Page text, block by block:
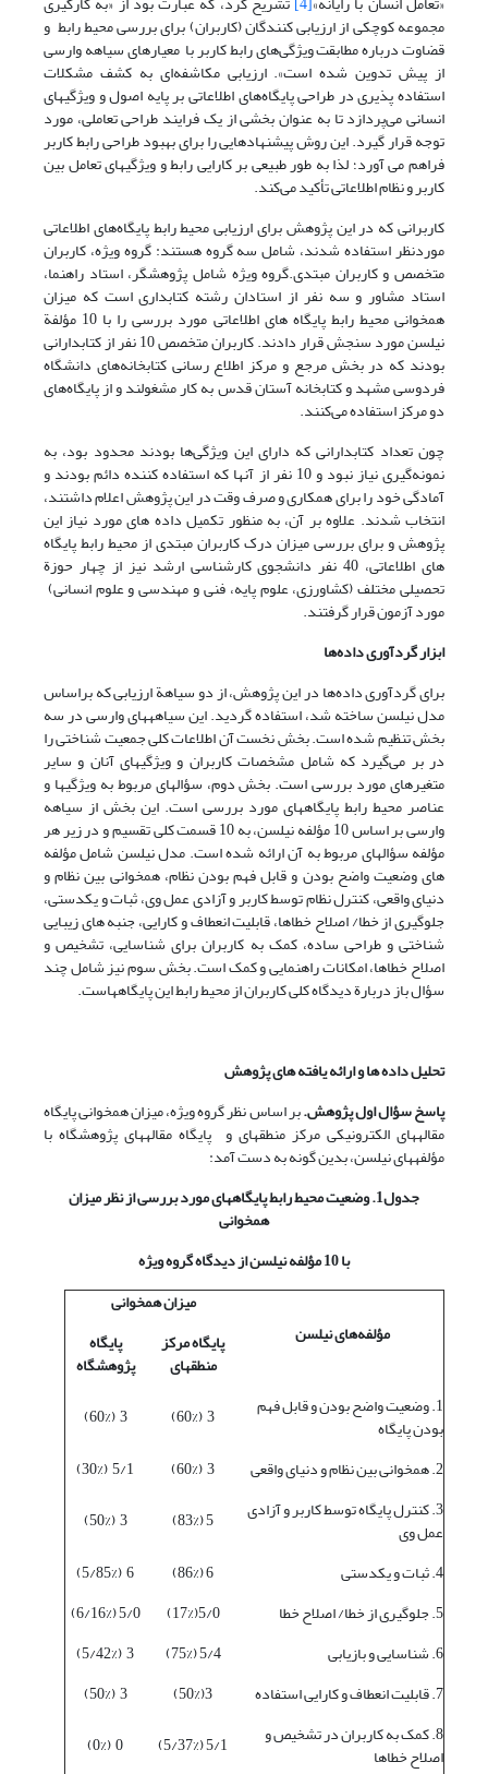
مجموعه کوچکی از ارزیابی کنندگان (کاربران) برای بررسی محیط رابط و
قضاوت درباره مطابقت ویژگی‌های رابط کاربر با معیارهای سیاهه وارسی
از پیش تدوین شده است». ارزیابی مکاشفه‌ای به کشف مشکلات
استفاده پذیری در طراحی پایگاه‌های اطلاعاتی بر پایه اصول و ویژگیهای
انسانی می‌پردازد تا به عنوان بخشی از یک فرایند طراحی تعاملی، مورد
توجه قرار گیرد. این روش پیشنهادهایی را برای بهبود طراحی رابط کاربر
فراهم می آورد؛ لذا به طور طبیعی بر کارایی رابط و ویژگیهای تعامل بین
کاربر و نظام اطلاعاتی تأکید می‌کند.
کاربرانی که در این پژوهش برای ارزیابی محیط رابط پایگاه‌های اطلاعاتی
موردنظر استفاده شدند، شامل سه گروه هستند: گروه ویژه، کاربران
متخصص و کاربران مبتدی.گروه ویژه شامل پژوهشگر، استاد راهنما،
استاد مشاور و سه نفر از استادان رشته کتابداری است که میزان
همخوانی محیط رابط پایگاه های اطلاعاتی مورد بررسی را با 10 مؤلفة
نیلسن مورد سنجش قرار دادند. کاربران متخصص 10 نفر از کتابدارانی
بودند که در بخش مرجع و مرکز اطلاع رسانی کتابخانه‌های دانشگاه
فردوسی مشهد و کتابخانه آستان قدس به کار مشغولند و از پایگاه‌های
دو مرکز استفاده می‌کنند.
چون تعداد کتابدارانی که دارای این ویژگی‌ها بودند محدود بود، به
نمونه‌گیری نیاز نبود و 10 نفر از آنها که استفاده کننده دائم بودند و
آمادگی خود را برای همکاری و صرف وقت در این پژوهش اعلام داشتند،
انتخاب شدند. علاوه بر آن، به منظور تکمیل داده های مورد نیاز این
پژوهش و برای بررسی میزان درک کاربران مبتدی از محیط رابط پایگاه
های اطلاعاتی، 40 نفر دانشجوی کارشناسی ارشد نیز از چهار حوزة
تحصیلی مختلف (کشاورزی، علوم پایه، فنی و مهندسی و علوم انسانی)
مورد آزمون قرار گرفتند.
ابزار گردآوری داده‌ها
برای گردآوری داده‌ها در این پژوهش، از دو سیاهة ارزیابی که براساس
مدل نیلسن ساخته شد، استفاده گردید. این سیاهه‎های وارسی در سه
بخش تنظیم شده است. بخش نخست آن اطلاعات کلی جمعیت شناختی را
در بر می‌گیرد که شامل مشخصات کاربران و ویژگیهای آنان و سایر
متغیرهای مورد بررسی است. بخش دوم، سؤالهای مربوط به ویژگیها و
عناصر محیط رابط پایگاه‎های مورد بررسی است. این بخش از سیاهه
وارسی بر اساس 10 مؤلفه نیلسن، به 10 قسمت کلی تقسیم و در زیر هر
مؤلفه سؤالهای مربوط به آن ارائه شده است. مدل نیلسن شامل مؤلفه
های وضعیت واضح بودن و قابل فهم بودن نظام، همخوانی بین نظام و
دنیای واقعی، کنترل نظام توسط کاربر و آزادی عمل وی، ثبات و یکدستی،
جلوگیری از خطا/ اصلاح خطاها، قابلیت انعطاف و کارایی، جنبه های زیبایی
شناختی و طراحی ساده، کمک به کاربران برای شناسایی، تشخیص و
اصلاح خطاها، امکانات راهنمایی و کمک است. بخش سوم نیز شامل چند
سؤال باز دربارة دیدگاه کلی کاربران از محیط رابط این پایگاه‎هاست.
تحلیل داده ها و ارائه یافته های پژوهش
پاسخ سؤال اول پژوهش.بر اساس نظر گروه ویژه، میزان همخوانی پایگاه
مقاله‎های الکترونیکی مرکز منطقه‎ای و پایگاه مقاله‎های پژوهشگاه با
مؤلفه‎های نیلسن، بدین گونه به دست آمد:
جدول1. وضعیت محیط رابط پایگاه‎های مورد بررسی از نظر میزان
همخوانی
با 10 مؤلفه نیلسن از دیدگاه گروه ویژه
مؤلفه‌های نیلسن
میزان همخوانی
پایگاه مرکز
منطقه‎ای
پایگاه
پژوهشگاه
1. وضعیت واضح بودن و قابل فهم
بودن پایگاه 3 (60%)
3 (60%)
2. همخوانی بین نظام و دنیای واقعی
3 (60%)
5/1 (30%)
3. کنترل پایگاه توسط کاربر و آزادی
عمل وی 5 (83%)
3 (50%)
4. ثبات و یکدستی
6 (86%)
6 (5/85%)
5. جلوگیری از خطا/ اصلاح خطا
5/0(17%)
5/0 (6/16%)
6. شناسایی و بازیابی
5/4 (75%)
3 (5/42%)
7. قابلیت انعطاف و کارایی استفاده
3(50%)
3 (50%)
8. کمک به کاربران در تشخیص و
اصلاح خطاها 5/1 (5/37%)
0 (0%)